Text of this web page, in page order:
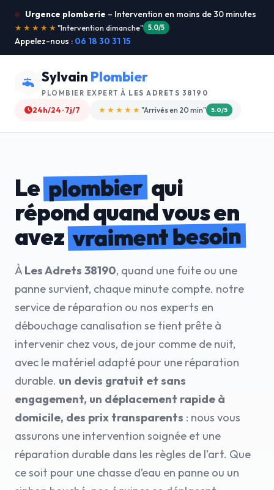
Urgence plomberie – Intervention en moins de 30 minutes
★★★★★"Je recommande !" 4.9/5
Appelez-nous : 06 18 30 31 15
Sylvain Plombier
PLOMBIER EXPERT À LES ADRETS 38190
24h/24 · 7j/7 ★★★★☆ "Devis gratuit" 4.8/5
Leplombierqui
répond quand vous en
avezvraiment besoin
ÀLes Adrets 38190, quand une fuite ou une
panne survient, chaque minute compte. notre
service de réparation ou nos experts en
débouchage canalisation se tient prête à
intervenir chez vous, de jour comme de nuit,
avec le matériel adapté pour une réparation
durable. un devis gratuit et sans
engagement, un déplacement rapide à
domicile, des prix transparents : nous vous
assurons une intervention soignée et une
réparation durable dans les règles de l'art. Que
ce soit pour une chasse d’eau en panne ou un